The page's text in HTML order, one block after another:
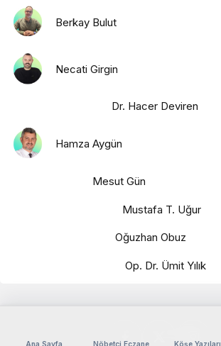
Berkay Bulut
Necati Girgin
Dr. Hacer Deviren
Hamza Aygün
Mesut Gün
Mustafa T. Uğur
Oğuzhan Obuz
Op. Dr. Ümit Yılık
Ana Sayfa Nöbetçi Eczane Köşe Yazıları